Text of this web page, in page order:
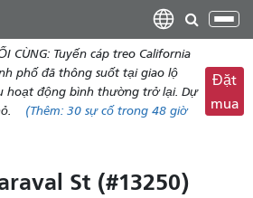
dung
CÙNG: Tuyến cáp treo California
phố đã thông suốt tại giao lộ
hoạt động bình thường trở lại. Dự
(Thêm: 30 sự cố trong 48 giờ
Đặt
mua
St (#13250)